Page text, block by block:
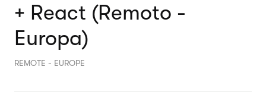
+ React (Remoto -
Europa)
REMOTE - EUROPE